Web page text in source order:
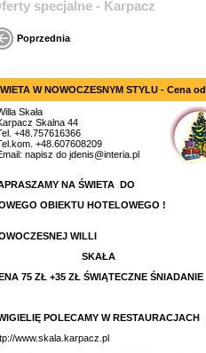
specjalne - Karpacz
Poprzednia
W NOWOCZESNYM STYLU - Cena od
Skała
Skalna 44
+48.757616366
+48.607608209
napisz do jdenis@interia.pl
NA ŚWIETA DO
OBIEKTU HOTELOWEGO !
WILLI
75 ZŁ +35 ZŁ ŚWIĄTECZNE ŚNIADANIE
POLECAMY W RESTAURACJACH
www.skala.karpacz.pl